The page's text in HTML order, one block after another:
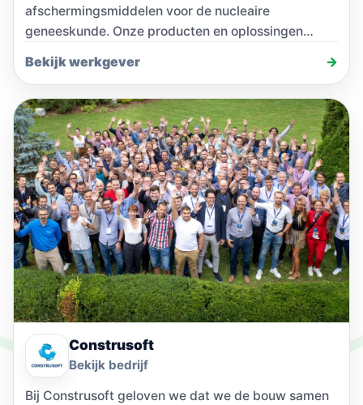
afschermingsmiddelen voor de nucleaire
geneeskunde. Onze producten en oplossingen
Bekijk werkgever →
Construsoft
Bekijk bedrijf
Bij Construsoft geloven we dat we de bouw samen